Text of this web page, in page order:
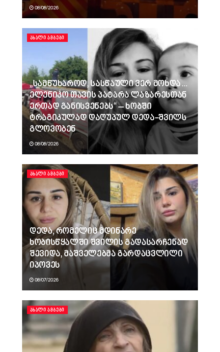
08/08/2026
ᲐᲮᲐᲚᲘ ᲐᲛᲑᲔᲑᲘ
„სამწუხაროდ, სასწაული ვერ მოხდა…
ელენიკო თავის პატარა ლაზარესთან
ერთად განისვენებს“ – ხობში
ტრაგიკულად დაღუპულ დედა-შვილს
გლოვობენ
08/08/2026
ᲐᲮᲐᲚᲘ ᲐᲛᲑᲔᲑᲘ
დედა, რომელიც მდინარე
ხობისწყალში შვილის გადასარჩენად
შევიდა, მაშველებმა გარდაცვლილი
იპოვეს
08/07/2026
ᲐᲮᲐᲚᲘ ᲐᲛᲑᲔᲑᲘ